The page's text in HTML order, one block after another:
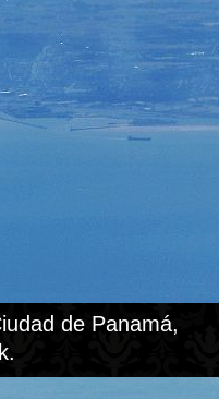
de Panamá,